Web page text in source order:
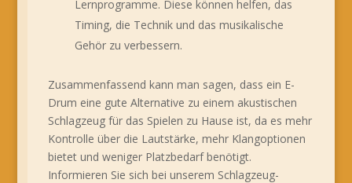
Lernprogramme. Diese können helfen, das
Timing, die Technik und das musikalische
Gehör zu verbessern.
Zusammenfassend kann man sagen, dass ein E-
Drum eine gute Alternative zu einem akustischen
Schlagzeug für das Spielen zu Hause ist, da es mehr
Kontrolle über die Lautstärke, mehr Klangoptionen
bietet und weniger Platzbedarf benötigt.
Informieren Sie sich bei unserem Schlagzeug-